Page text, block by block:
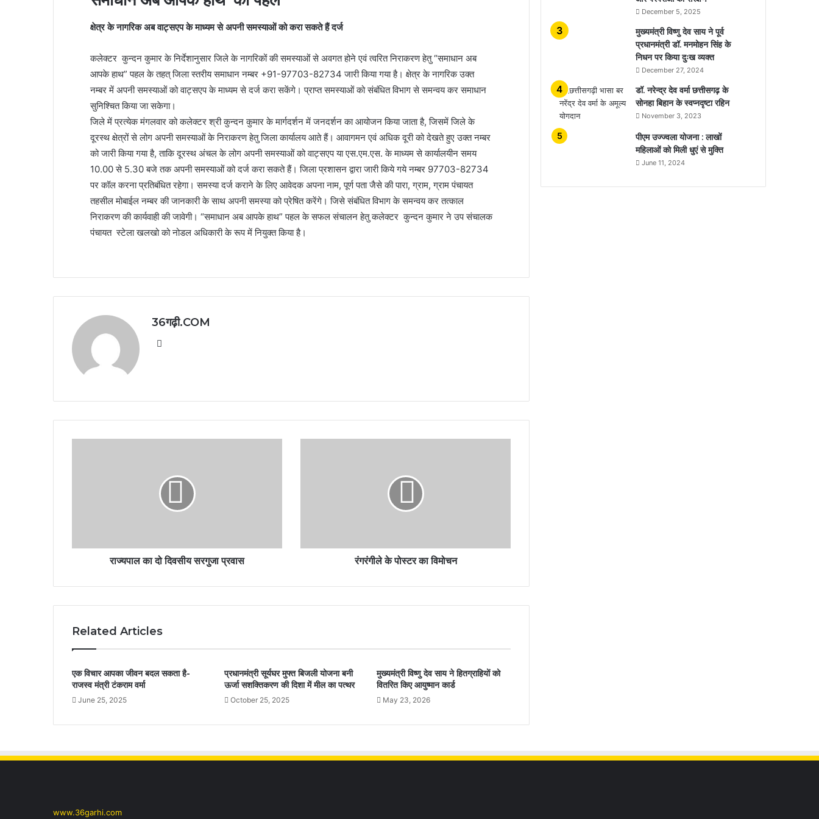
क्षेत्र के नागरिक अब वाट्सएप के माध्यम से अपनी समस्याओं को करा सकते हैं दर्ज
कलेक्टर कुन्दन कुमार के निर्देशानुसार जिले के नागरिकों की समस्याओं से अवगत होने एवं त्वरित निराकरण हेतु “समाधान अब
आपके हाथ” पहल के तहत् जिला स्तरीय समाधान नम्बर +91-97703-82734 जारी किया गया है। क्षेत्र के नागरिक उक्त
नम्बर में अपनी समस्याओं को वाट्सएप के माध्यम से दर्ज करा सकेंगे। प्राप्त समस्याओं को संबंधित विभाग से समन्वय कर समाधान
सुनिश्चित किया जा सकेगा।
जिले में प्रत्येक मंगलवार को कलेक्टर श्री कुन्दन कुमार के मार्गदर्शन में जनदर्शन का आयोजन किया जाता है, जिसमें जिले के
दूरस्थ क्षेत्रों से लोग अपनी समस्याओं के निराकरण हेतु जिला कार्यालय आते हैं। आवागमन एवं अधिक दूरी को देखते हुए उक्त नम्बर
को जारी किया गया है, ताकि दूरस्थ अंचल के लोग अपनी समस्याओं को वाट्सएप या एस.एम.एस. के माध्यम से कार्यालयीन समय
10.00 से 5.30 बजे तक अपनी समस्याओं को दर्ज करा सकते हैं। जिला प्रशासन द्वारा जारी किये गये नम्बर 97703-82734
पर कॉल करना प्रतिबंधित रहेगा। समस्या दर्ज कराने के लिए आवेदक अपना नाम, पूर्ण पता जैसे की पारा, ग्राम, ग्राम पंचायत
तहसील मोबाईल नम्बर की जानकारी के साथ अपनी समस्या को प्रेषित करेंगे। जिसे संबंधित विभाग के समन्वय कर तत्काल
निराकरण की कार्यवाही की जावेगी। “समाधान अब आपके हाथ” पहल के सफल संचालन हेतु कलेक्टर कुन्दन कुमार ने उप संचालक
पंचायत स्टेला खलखो को नोडल अधिकारी के रूप में नियुक्त किया है।
36गढ़ी.COM
राज्यपाल का दो दिवसीय सरगुजा प्रवास रंगरंगीले के पोस्टर का विमोचन
Related Articles
एक विचार आपका जीवन बदल सकता है-
राजस्व मंत्री टंकराम वर्मा
June 25, 2025
प्रधानमंत्री सूर्यघर मुफ्त बिजली योजना बनी
ऊर्जा सशक्तिकरण की दिशा में मील का पत्थर
October 25, 2025
मुख्यमंत्री विष्णु देव साय ने हितग्राहियों को
वितरित किए आयुष्मान कार्ड
May 23, 2026
December 5, 2025
मुख्यमंत्री विष्णु देव साय ने पूर्व
प्रधानमंत्री डॉ. मनमोहन सिंह के
निधन पर किया दुःख व्यक्त
December 27, 2024
डॉ. नरेन्द्र देव वर्मा छत्तीसगढ़ के
सोनहा बिहान के स्वप्नदृष्टा रहिन
November 3, 2023
पीएम उज्ज्वला योजना : लाखों
महिलाओं को मिली धुएं से मुक्ति
June 11, 2024
www.36garhi.com